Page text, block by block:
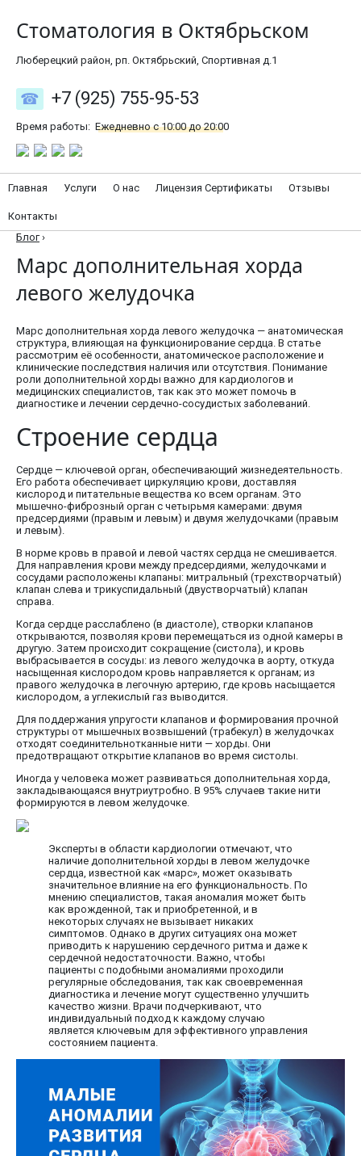
Стоматология в Октябрьском
Люберецкий район, рп. Октябрьский, Спортивная д.1
+7 (925) 755-95-53
Время работы: Ежедневно с 10:00 до 20:00
Главная Услуги О нас Лицензия Сертификаты Отзывы
Контакты
Блог ›
Марс дополнительная хорда
левого желудочка
Марс дополнительная хорда левого желудочка — анатомическая
структура, влияющая на функционирование сердца. В статье
рассмотрим её особенности, анатомическое расположение и
клинические последствия наличия или отсутствия. Понимание
роли дополнительной хорды важно для кардиологов и
медицинских специалистов, так как это может помочь в
диагностике и лечении сердечно-сосудистых заболеваний.
Строение сердца
Сердце — ключевой орган, обеспечивающий жизнедеятельность.
Его работа обеспечивает циркуляцию крови, доставляя
кислород и питательные вещества ко всем органам. Это
мышечно-фиброзный орган с четырьмя камерами: двумя
предсердиями (правым и левым) и двумя желудочками (правым
и левым).
В норме кровь в правой и левой частях сердца не смешивается.
Для направления крови между предсердиями, желудочками и
сосудами расположены клапаны: митральный (трехстворчатый)
клапан слева и трикуспидальный (двустворчатый) клапан
справа.
Когда сердце расслаблено (в диастоле), створки клапанов
открываются, позволяя крови перемещаться из одной камеры в
другую. Затем происходит сокращение (систола), и кровь
выбрасывается в сосуды: из левого желудочка в аорту, откуда
насыщенная кислородом кровь направляется к органам; из
правого желудочка в легочную артерию, где кровь насыщается
кислородом, а углекислый газ выводится.
Для поддержания упругости клапанов и формирования прочной
структуры от мышечных возвышений (трабекул) в желудочках
отходят соединительнотканные нити — хорды. Они
предотвращают открытие клапанов во время систолы.
Иногда у человека может развиваться дополнительная хорда,
закладывающаяся внутриутробно. В 95% случаев такие нити
формируются в левом желудочке.
Эксперты в области кардиологии отмечают, что
наличие дополнительной хорды в левом желудочке
сердца, известной как «марс», может оказывать
значительное влияние на его функциональность. По
мнению специалистов, такая аномалия может быть
как врожденной, так и приобретенной, и в
некоторых случаях не вызывает никаких
симптомов. Однако в других ситуациях она может
приводить к нарушению сердечного ритма и даже к
сердечной недостаточности. Важно, чтобы
пациенты с подобными аномалиями проходили
регулярные обследования, так как своевременная
диагностика и лечение могут существенно улучшить
качество жизни. Врачи подчеркивают, что
индивидуальный подход к каждому случаю
является ключевым для эффективного управления
состоянием пациента.